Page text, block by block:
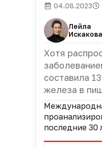
04.08.2023
Лейла
Искакова
Хотя
составила
железа в
последние 30